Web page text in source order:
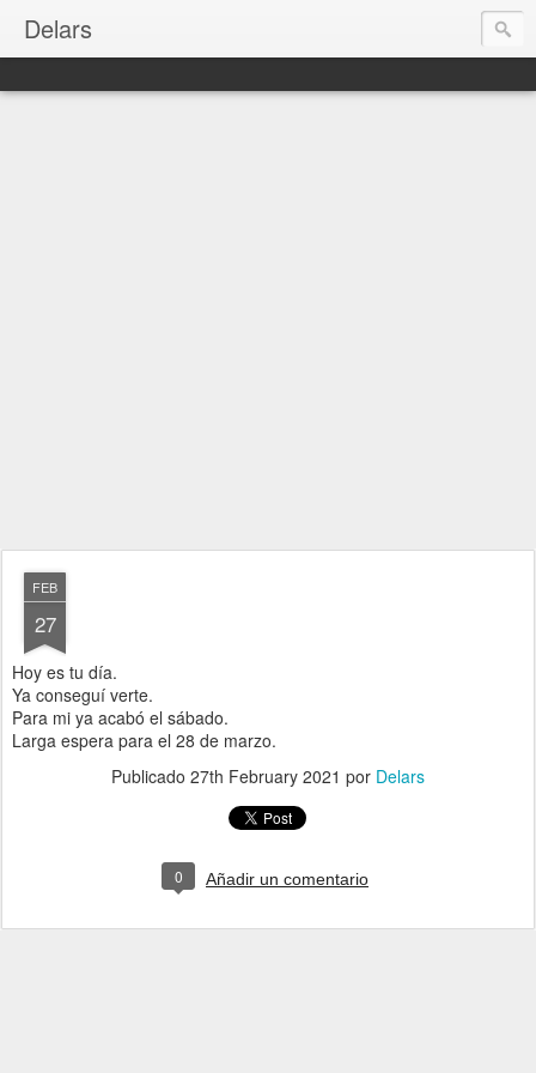
Delars
FEB
27
Hoy es tu día.
Ya conseguí verte.
Para mi ya acabó el sábado.
Larga espera para el 28 de marzo.
Publicado 27th February 2021 por Delars
0 Añadir un comentario